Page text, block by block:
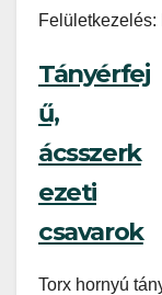
Felületkezelés:
Tányérfej
ű,
ácsszerk
ezeti
csavarok
Torx hornyú